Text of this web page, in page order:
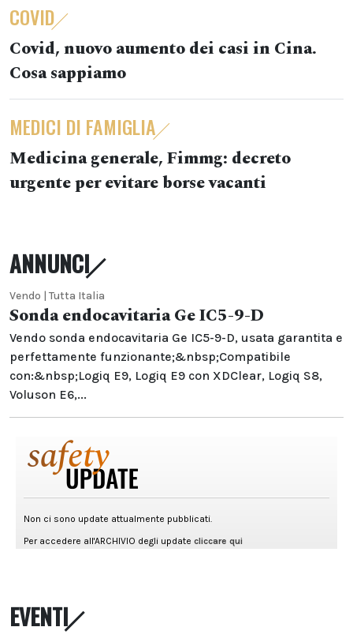
COVID
Covid, nuovo aumento dei casi in Cina.
Cosa sappiamo
MEDICI DI FAMIGLIA
Medicina generale, Fimmg: decreto
urgente per evitare borse vacanti
ANNUNCI
Vendo | Tutta Italia
Sonda endocavitaria Ge IC5-9-D
Vendo sonda endocavitaria Ge IC5-9-D, usata garantita e
perfettamente funzionante;&nbsp;Compatibile
con:&nbsp;Logiq E9, Logiq E9 con XDClear, Logiq S8,
Voluson E6,...
EVENTI